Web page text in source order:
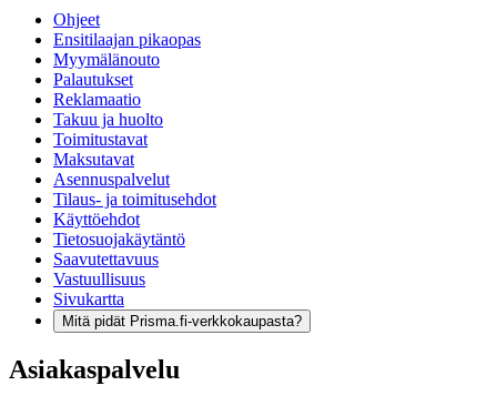
Ohjeet
Ensitilaajan pikaopas
Myymälänouto
Palautukset
Reklamaatio
Takuu ja huolto
Toimitustavat
Maksutavat
Asennuspalvelut
Tilaus- ja toimitusehdot
Käyttöehdot
Tietosuojakäytäntö
Saavutettavuus
Vastuullisuus
Sivukartta
Mitä pidät Prisma.fi-verkkokaupasta?
Asiakaspalvelu